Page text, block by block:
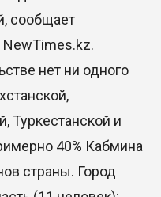
сообщает
NewTimes.kz.
нет ни одного
Туркестанской и
40% Кабмина
страны. Город